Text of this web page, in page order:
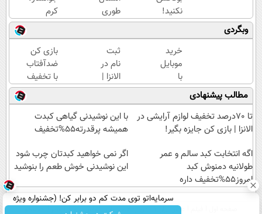
نکنید!
جوانساز
جلبک
پوست
شمارا
جوان
می کند
طوری
جوون شو
که
هیچکس
نشناستت
کرم
بوتاکس
جلبک
اسپیرولینا50%تخفیف
وبگردی
خرید
موبایل
با
اسنپ
پی | در
۴
قسط
سود و
ثبت
نام در
الانزا |
دریافت
تخفیف
تا 60
درصد
بازی کن
ضدآفتاب
با تخفیف
ببر😍
مطالب پیشنهادی
تا 70درصد تخفیف لوازم آرایشی در
الانزا | بازی کن جایزه بگیر!
با این نوشیدنی گیاهی کبدت
همیشه پرقدرته55%تخفیف
اگه انتخابت کبد سالم و عمر
طولانیه دمنوش کبد
امروز55%تخفیف داره
اگر نمی خواهید کبدتان چرب شود
این نوشیدنی خوش طعم را بنوشید
سرمایه‌اتو توی مدت کم دو برابر کن! (جشنواره ویژه
زاگرس)🔥
عصر ایران۲ درباره عصرایران تماس با ما